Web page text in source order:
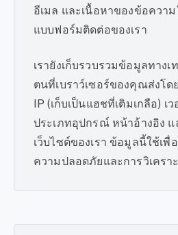
อีเมล และเนื้อหาของข้อควา
แบบฟอร์มติดต่อของเรา
เรายังเก็บรวบรวมข้อมูลทาง
ตนที่เบราว์เซอร์ของคุณส่งโ
IP (เก็บเป็นแฮชที่เติมเกลือ) เ
ประเภทอุปกรณ์ หน้าอ้างอิง
เว็บไซต์ของเรา ข้อมูลนี้ใช้เพื่
ความปลอดภัยและการวิเครา